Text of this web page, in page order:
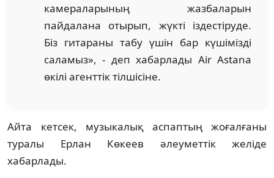
камераларының жазбаларын
пайдалана отырып, жүкті іздестіруде.
Біз гитараны табу үшін бар күшімізді
саламыз», - деп хабарлады Air Astana
өкілі агенттік тілшісіне.
Айта кетсек, музыкалық аспаптың жоғалғаны
туралы Ерлан Көкеев әлеуметтік желіде
хабарлады.